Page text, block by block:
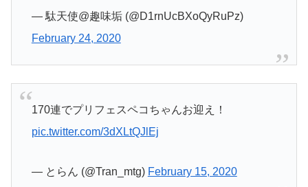
— 駄天使@趣味垢 (@D1rnUcBXoQyRuPz)
February 24, 2020
170連でプリフェスペコちゃんお迎え！
pic.twitter.com/3dXLtQJlEj
— とらん (@Tran_mtg) February 15, 2020